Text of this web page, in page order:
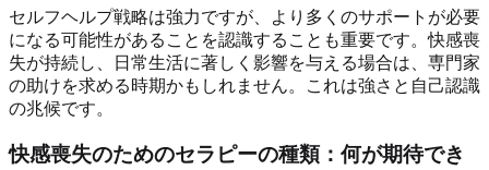
セルフヘルプ戦略は強力ですが、より多くのサポートが必要
になる可能性があることを認識することも重要です。快感喪
失が持続し、日常生活に著しく影響を与える場合は、専門家
の助けを求める時期かもしれません。これは強さと自己認識
の兆候です。
快感喪失のためのセラピーの種類：何が期待でき